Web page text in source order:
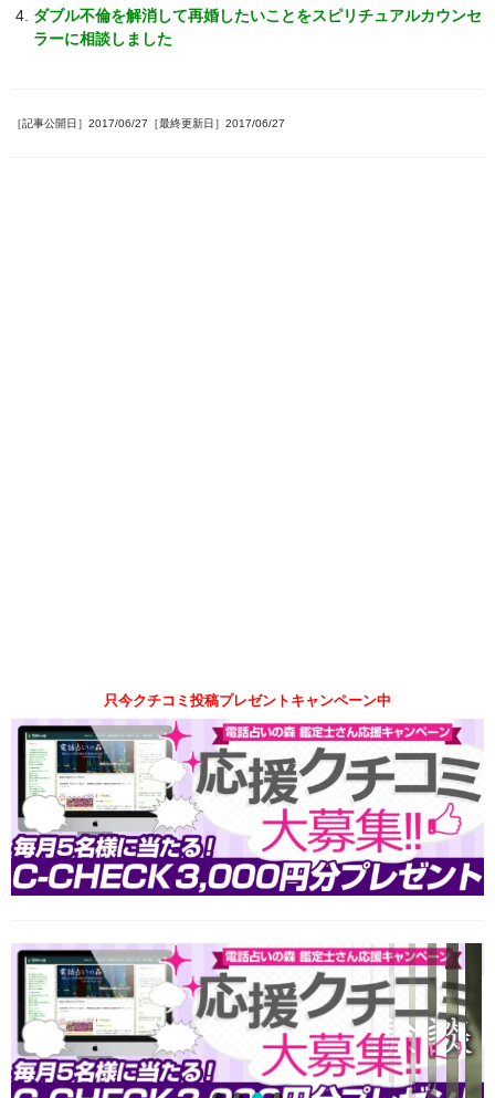
ダブル不倫を解消して再婚したいことをスピリチュアルカウンセ
ラーに相談しました
［記事公開日］2017/06/27［最終更新日］2017/06/27
只今クチコミ投稿プレゼントキャンペーン中